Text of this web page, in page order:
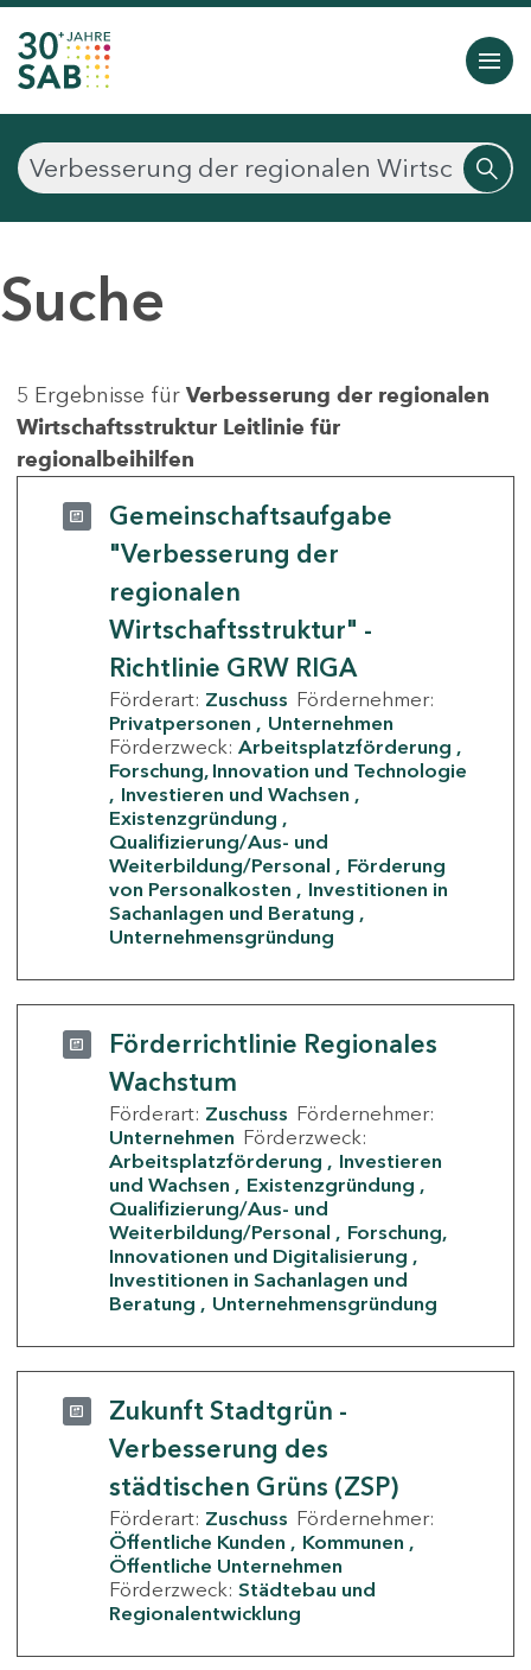
Suche
5 Ergebnisse für Verbesserung der regionalen
Wirtschaftsstruktur Leitlinie für
regionalbeihilfen
Gemeinschaftsaufgabe
"Verbesserung der
regionalen
Wirtschaftsstruktur" -
Richtlinie GRW RIGA
Förderart: Zuschuss Fördernehmer:
Privatpersonen
Unternehmen
Förderzweck: Arbeitsplatzförderung
Forschung, Innovation und Technologie
Investieren und Wachsen
Existenzgründung
Qualifizierung/Aus- und
Weiterbildung/Personal
Förderung
von Personalkosten
Investitionen in
Sachanlagen und Beratung
Unternehmensgründung
Förderrichtlinie Regionales
Wachstum
Förderart: Zuschuss Fördernehmer:
Unternehmen Förderzweck:
Arbeitsplatzförderung
Investieren
und Wachsen
Existenzgründung
Qualifizierung/Aus- und
Weiterbildung/Personal
Forschung,
Innovationen und Digitalisierung
Investitionen in Sachanlagen und
Beratung
Unternehmensgründung
Zukunft Stadtgrün -
Verbesserung des
städtischen Grüns (ZSP)
Förderart: Zuschuss Fördernehmer:
Öffentliche Kunden
Kommunen
Öffentliche Unternehmen
Förderzweck: Städtebau und
Regionalentwicklung